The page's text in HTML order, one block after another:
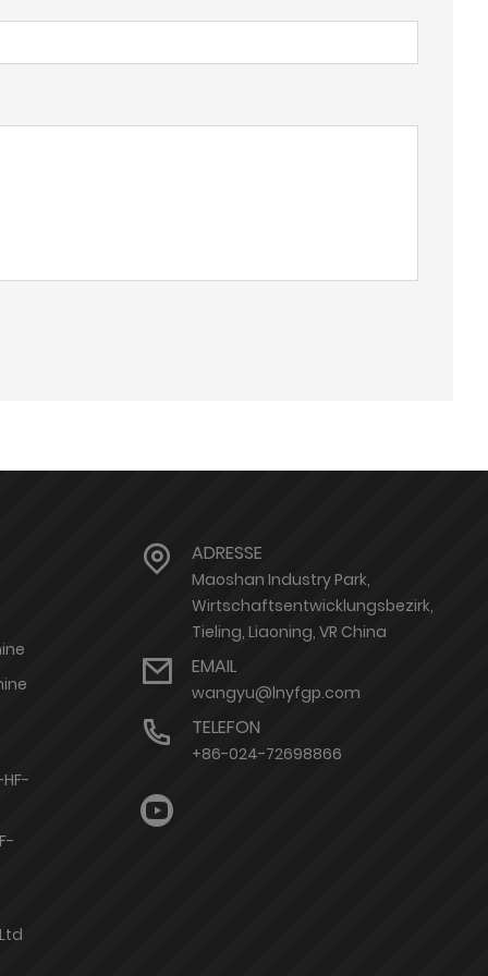
ADRESSE
Maoshan Industry Park,
Wirtschaftsentwicklungsbezirk,
Tieling, Liaoning, VR China
EMAIL
wangyu@lnyfgp.com
TELEFON
+86-024-72698866